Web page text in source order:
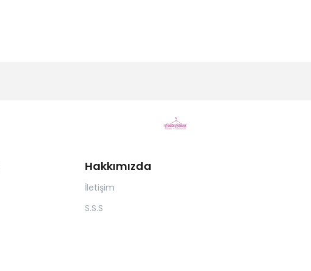
Hakkımızda
İletişim
S.S.S